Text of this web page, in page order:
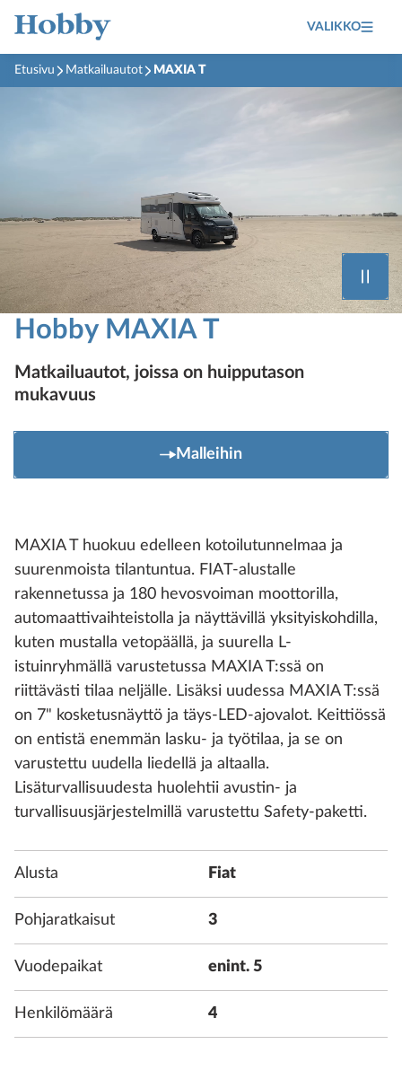
VALIKKO
Etusivu Matkailuautot MAXIA T
Hobby MAXIA T
Matkailuautot, joissa on huipputason
mukavuus
Malleihin
MAXIA T huokuu edelleen kotoilutunnelmaa ja
suurenmoista tilantuntua. FIAT-alustalle
rakennetussa ja 180 hevosvoiman moottorilla,
automaattivaihteistolla ja näyttävillä yksityiskohdilla,
kuten mustalla vetopäällä, ja suurella L-
istuinryhmällä varustetussa MAXIA T:ssä on
riittävästi tilaa neljälle. Lisäksi uudessa MAXIA T:ssä
on 7" kosketusnäyttö ja täys-LED-ajovalot. Keittiössä
on entistä enemmän lasku- ja työtilaa, ja se on
varustettu uudella liedellä ja altaalla.
Lisäturvallisuudesta huolehtii avustin- ja
turvallisuusjärjestelmillä varustettu Safety-paketti.
Alusta Fiat
Pohjaratkaisut 3
Vuodepaikat enint. 5
Henkilömäärä 4